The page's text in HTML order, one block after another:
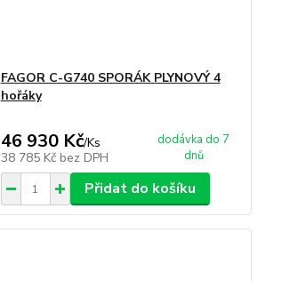
FAGOR C-G740 SPORÁK PLYNOVÝ 4
hořáky
46 930 Kč/Ks
38 785 Kč bez DPH
dodávka do 7
dnů
Přidat do košíku